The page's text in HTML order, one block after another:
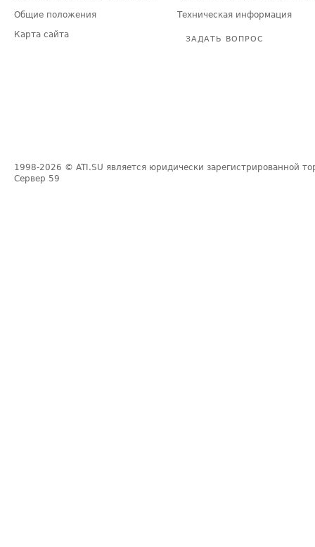
Общие положения
Карта сайта
Техническая информация
ЗАДАТЬ ВОПРОС
1998-2026 © ATI.SU является юридически зарегистрированной
Сервер 59